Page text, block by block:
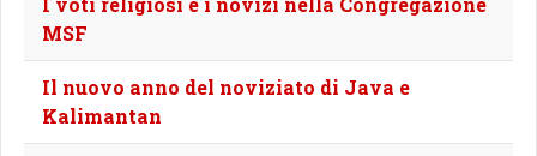
MSF
Il nuovo anno del noviziato di Java e
Kalimantan